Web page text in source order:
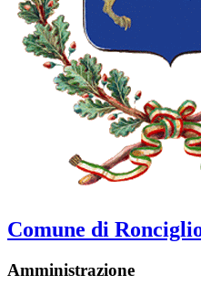
Comune di
Amministrazione